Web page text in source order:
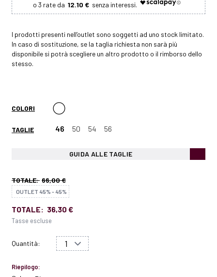
12.10 €
I prodotti presenti nell’outlet sono soggetti ad uno stock limitato.
In caso di sostituzione, se la taglia richiesta non sarà più
disponibile si potrà scegliere un altro prodotto o il rimborso dello
stesso.
COLORI
TAGLIE 46 50 54 56
GUIDA ALLE TAGLIE
TOTALE: 66,00 €
OUTLET 45% - 45%
TOTALE: 36,30 €
Tasse escluse
Quantità:
Riepilogo: